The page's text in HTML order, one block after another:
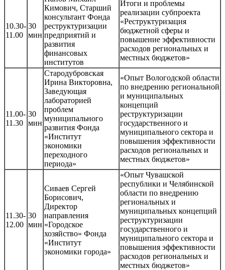
10.30-
11.00
30
мин
Кимович, Старший
консультант Фонда
реструктуризации
предприятий и
развития
финансовых
институтов
Итоги и проблемы
реализации субпроекта
«Реструктуризация
бюджетной сферы и
повышение эффективности
расходов региональных и
местных бюджетов»
11.00-
11.30
30
мин
Стародубровская
Ирина Викторовна,
Заведующая
лабораторией
проблем
муниципального
развития Фонда
«Институт
экономики
переходного
периода»
«Опыт Вологодской области
по внедрению региональной
и муниципальных
концепций
реструктуризации
государственного и
муниципального сектора и
повышения эффективности
расходов региональных и
местных бюджетов»
11.30-
12.00
30
мин
Сиваев Сергей
Борисович,
Директор
направления
«Городское
хозяйство» Фонда
«Институт
экономики города»
«Опыт Чувашской
республики и Челябинской
области по внедрению
региональных и
муниципальных концепций
реструктуризации
государственного и
муниципального сектора и
повышения эффективности
расходов региональных и
местных бюджетов»